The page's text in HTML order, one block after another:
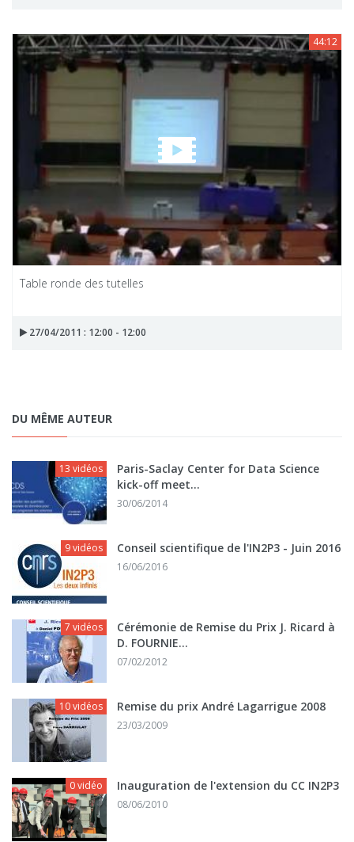
44:12
Table ronde des tutelles
27/04/2011 : 12:00 - 12:00
DU MÊME AUTEUR
13 vidéos
Paris-Saclay Center for Data Science
kick-off meet...
30/06/2014
9 vidéos Conseil scientifique de l'IN2P3 - Juin 2016
16/06/2016
7 vidéos
Cérémonie de Remise du Prix J. Ricard à
D. FOURNIE...
07/02/2012
10 vidéos Remise du prix André Lagarrigue 2008
23/03/2009
0 vidéo Inauguration de l'extension du CC IN2P3
08/06/2010